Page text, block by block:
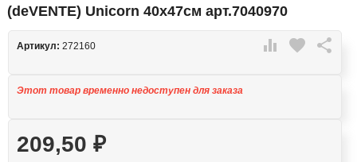
(deVENTE) Unicorn 40х47см арт.7040970
 favorite 
Артикул: 272160
Этот товар временно недоступен для заказа
209,50 ₽